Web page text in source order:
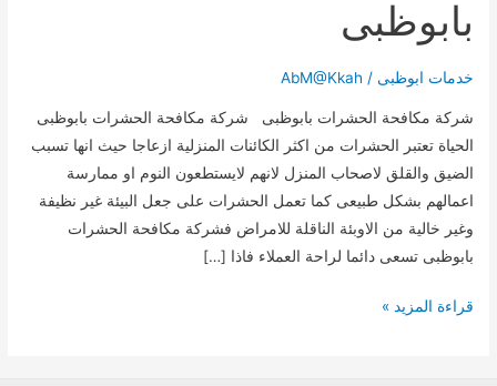
بابوظبى
خدمات ابوظبى /
AbM@Kkah
شركة مكافحة الحشرات بابوظبى شركة مكافحة الحشرات بابوظبى
الحياة تعتبر الحشرات من اكثر الكائنات المنزلية ازعاجا حيث انها تسبب
الضيق والقلق لاصحاب المنزل لانهم لايستطعون النوم او ممارسة
اعمالهم بشكل طبيعى كما تعمل الحشرات على جعل البيئة غير نظيفة
وغير خالية من الاوبئة الناقلة للامراض فشركة مكافحة الحشرات
بابوظبى تسعى دائما لراحة العملاء فاذا […]
شركة
قراءة المزيد »